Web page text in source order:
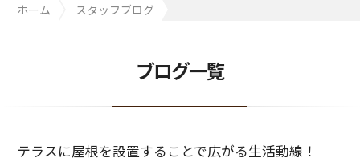
ホーム
スタッフブログ
ブログ一覧
テラスに屋根を設置することで広がる生活動線！